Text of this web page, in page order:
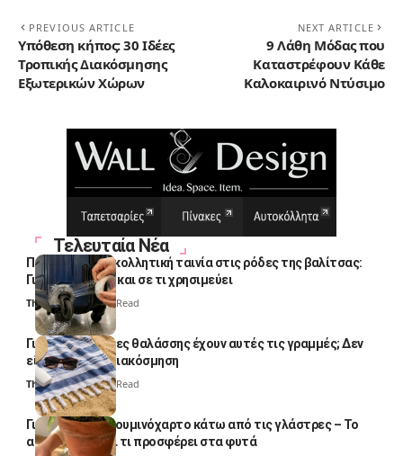
PREVIOUS ARTICLE
Υπόθεση κήπος: 30 Ιδέες
Τροπικής Διακόσμησης
Εξωτερικών Χώρων
NEXT ARTICLE
9 Λάθη Μόδας που
Καταστρέφουν Κάθε
Καλοκαιρινό Ντύσιμο
Τελευταία Νέα
Πολλοί βάζουν κολλητική ταινία στις ρόδες της βαλίτσας:
Γιατί το κάνουν και σε τι χρησιμεύει
Thali Ombre 4 Min Read
Γιατί οι πετσέτες θαλάσσης έχουν αυτές τις γραμμές; Δεν
είναι μόνο για διακόσμηση
Thali Ombre5 Min Read
Γιατί βάζουν αλουμινόχαρτο κάτω από τις γλάστρες – Το
απλό κόλπο και τι προσφέρει στα φυτά